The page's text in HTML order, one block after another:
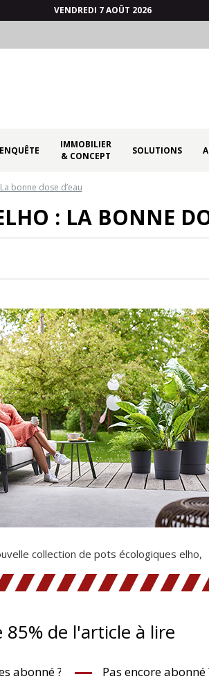
VENDREDI 7 AOÛT 2026
ENQUÊTE
IMMOBILIER
& CONCEPT
SOLUTIONS
bonne dose d’eau
: LA BONNE
collection de pots écologiques elho,
85% de l'article à lire
abonné ? Pas encore abonné